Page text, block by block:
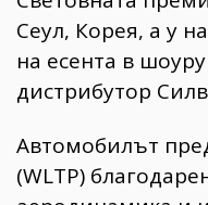
Сеул, Корея, а у
на есента в
дистрибутор
Автомобилът
(WLTP)